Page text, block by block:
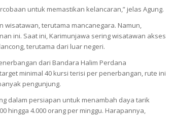
untuk memastikan kelancaran,” jelas Agung.
wisatawan, terutama mancanegara. Namun,
ini. Saat ini, Karimunjawa sering wisatawan akses
terutama dari luar negeri.
dari Bandara Halim Perdana
minimal 40 kursi terisi per penerbangan, rute ini
pengunjung.
dalam persiapan untuk menambah daya tarik
hingga 4.000 orang per minggu. Harapannya,